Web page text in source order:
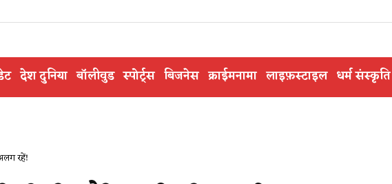
देश दुनिया बॉलीवुड स्पोर्ट्स बिजनेस क्राईमनामा लाइफ़स्टाइल धर्म संस्कृति
रहें!